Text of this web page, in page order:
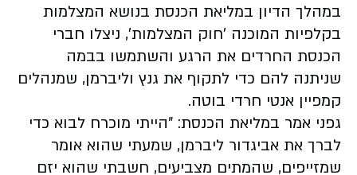
במהלך הדיון במליאת הכנסת בנושא המצלמות
בקלפיות המוכנה 'חוק המצלמות', ניצלו חברי
הכנסת החרדים את הרגע והשתמשו בבמה
שניתנה להם כדי לתקוף את גנץ וליברמן, שמנהלים
קמפיין אנטי חרדי בוטה.
גפני אמר במליאת הכנסת: "הייתי מוכרח לבוא כדי
לברך את אביגדור ליברמן, שמעתי שהוא אומר
שמזייפים, שהמתים מצביעים, חשבתי שהוא יזם